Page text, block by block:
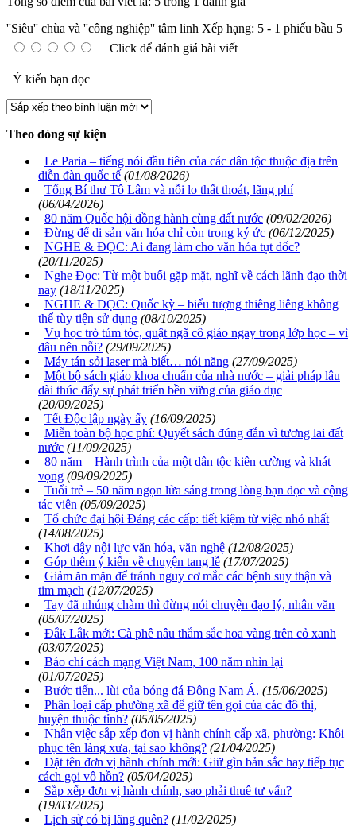
''Siêu'' chùa và ''công nghiệp'' tâm linh Xếp hạng: 5 - 1 phiếu bầu 5
Click để đánh giá bài viết
Ý kiến bạn đọc
Theo dòng sự kiện
Le Paria – tiếng nói đầu tiên của các dân tộc thuộc địa trên
diễn đàn quốc tế (01/08/2026)
Tổng Bí thư Tô Lâm và nỗi lo thất thoát, lãng phí
(06/04/2026)
80 năm Quốc hội đồng hành cùng đất nước (09/02/2026)
Đừng để di sản văn hóa chỉ còn trong ký ức (06/12/2025)
NGHE & ĐỌC: Ai đang làm cho văn hóa tụt dốc?
(20/11/2025)
Nghe Đọc: Từ một buổi gặp mặt, nghĩ về cách lãnh đạo thời
nay (18/11/2025)
NGHE & ĐỌC: Quốc kỳ – biểu tượng thiêng liêng không
thể tùy tiện sử dụng (08/10/2025)
Vụ học trò túm tóc, quật ngã cô giáo ngay trong lớp học – vì
đâu nên nỗi? (29/09/2025)
Máy tán sỏi laser mà biết… nói năng (27/09/2025)
Một bộ sách giáo khoa chuẩn của nhà nước – giải pháp lâu
dài thúc đẩy sự phát triển bền vững của giáo dục
(20/09/2025)
Tết Độc lập ngày ấy (16/09/2025)
Miễn toàn bộ học phí: Quyết sách đúng đắn vì tương lai đất
nước (11/09/2025)
80 năm – Hành trình của một dân tộc kiên cường và khát
vọng (09/09/2025)
Tuổi trẻ – 50 năm ngọn lửa sáng trong lòng bạn đọc và cộng
tác viên (05/09/2025)
Tổ chức đại hội Đảng các cấp: tiết kiệm từ việc nhỏ nhất
(14/08/2025)
Khơi dậy nội lực văn hóa, văn nghệ (12/08/2025)
Góp thêm ý kiến về chuyện tang lễ (17/07/2025)
Giảm ăn mặn để tránh nguy cơ mắc các bệnh suy thận và
tim mạch (12/07/2025)
Tay đã nhúng chàm thì đừng nói chuyện đạo lý, nhân văn
(05/07/2025)
Đắk Lắk mới: Cà phê nâu thắm sắc hoa vàng trên cỏ xanh
(03/07/2025)
Báo chí cách mạng Việt Nam, 100 năm nhìn lại
(01/07/2025)
Bước tiến... lùi của bóng đá Đông Nam Á. (15/06/2025)
Phân loại cấp phường xã để giữ tên gọi của các đô thị,
huyện thuộc tỉnh? (05/05/2025)
Nhân việc sắp xếp đơn vị hành chính cấp xã, phường: Khôi
phục tên làng xưa, tại sao không? (21/04/2025)
Đặt tên đơn vị hành chính mới: Giữ gìn bản sắc hay tiếp tục
cách gọi vô hồn? (05/04/2025)
Sắp xếp đơn vị hành chính, sao phải thuê tư vấn?
(19/03/2025)
Lịch sử có bị lãng quên? (11/02/2025)